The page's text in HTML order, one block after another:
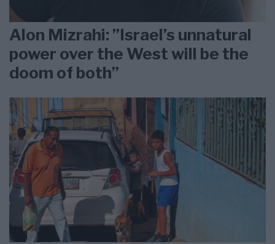
Alon Mizrahi: ”Israel’s unnatural
power over the West will be the
doom of both”